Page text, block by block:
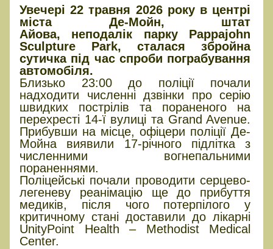
Увечері 22 травня 2026 року в центрі
міста Де-Мойн, штат
Айова, неподалік парку Pappajohn
Sculpture Park, сталася збройна
сутичка під час спроби пограбування
автомобіля.
Близько 23:00 до поліції почали
надходити численні дзвінки про серію
швидких пострілів та пораненого на
перехресті 14-ї вулиці та Grand Avenue.
Прибувши на місце, офіцери поліції Де-
Мойна виявили 17-річного підлітка з
численними вогнепальними
пораненнями.
Поліцейські почали проводити серцево-
легеневу реанімацію ще до прибуття
медиків, після чого потерпілого у
критичному стані доставили до лікарні
UnityPoint Health – Methodist Medical
Center.